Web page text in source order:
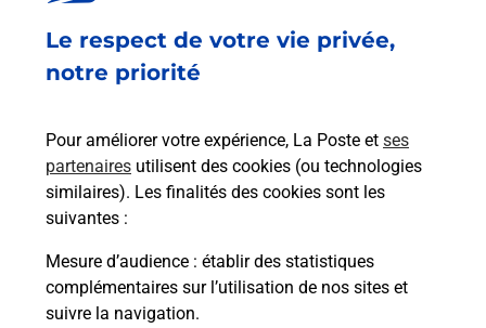
Le respect de votre vie privée,
notre priorité
Pour améliorer votre expérience, La Poste et ses
partenaires utilisent des cookies (ou technologies
similaires). Les finalités des cookies sont les
suivantes :
Mesure d’audience : établir des statistiques
complémentaires sur l’utilisation de nos sites et
suivre la navigation.
Fermé- ouvre lundi à
09h00
2 RUE DE LA MAIRIE
En savoir plus
Malin !
La Poste
en ligne